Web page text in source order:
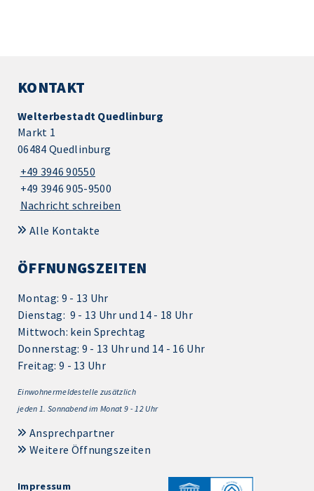
KONTAKT
Welterbestadt Quedlinburg
Markt 1
06484 Quedlinburg
+49 3946 90550
+49 3946 905-9500
Nachricht schreiben
Alle Kontakte
ÖFFNUNGSZEITEN
Montag: 9 - 13 Uhr
Dienstag: 9 - 13 Uhr und 14 - 18 Uhr
Mittwoch: kein Sprechtag
Donnerstag: 9 - 13 Uhr und 14 - 16 Uhr
Freitag: 9 - 13 Uhr
Einwohnermeldestelle zusätzlich
jeden 1. Sonnabend im Monat 9 - 12 Uhr
Ansprechpartner
Weitere Öffnungszeiten
Impressum